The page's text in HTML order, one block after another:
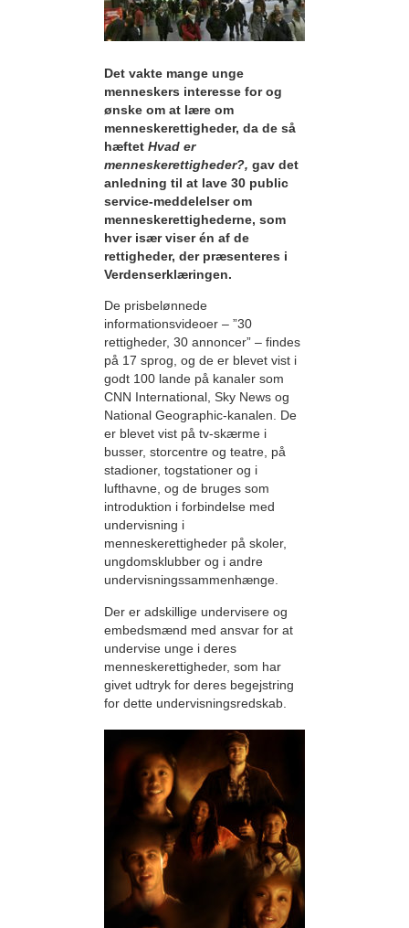
Det vakte mange unge
menneskers interesse for og
ønske om at lære om
menneskerettigheder, da de så
hæftet Hvad er
menneskerettigheder?, gav det
anledning til at lave 30 public
service-meddelelser om
menneskerettighederne, som
hver især viser én af de
rettigheder, der præsenteres i
Verdenserklæringen.
De prisbelønnede
informationsvideoer – ”30
rettigheder, 30 annoncer” – findes
på 17 sprog, og de er blevet vist i
godt 100 lande på kanaler som
CNN International, Sky News og
National Geographic-kanalen. De
er blevet vist på tv-skærme i
busser, storcentre og teatre, på
stadioner, togstationer og i
lufthavne, og de bruges som
introduktion i forbindelse med
undervisning i
menneskerettigheder på skoler,
ungdomsklubber og i andre
undervisningssammenhænge.
Der er adskillige undervisere og
embedsmænd med ansvar for at
undervise unge i deres
menneskerettigheder, som har
givet udtryk for deres begejstring
for dette undervisningsredskab.